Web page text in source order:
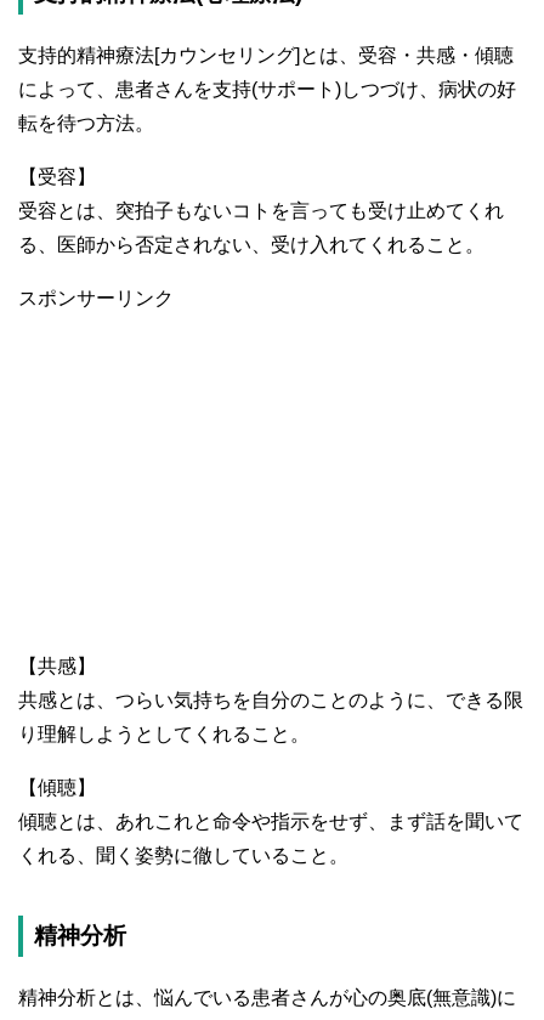
支持的精神療法[カウンセリング]とは、受容・共感・傾聴
によって、患者さんを支持(サポート)しつづけ、病状の好
転を待つ方法。
【受容】
受容とは、突拍子もないコトを言っても受け止めてくれ
る、医師から否定されない、受け入れてくれること。
スポンサーリンク
【共感】
共感とは、つらい気持ちを自分のことのように、できる限
り理解しようとしてくれること。
【傾聴】
傾聴とは、あれこれと命令や指示をせず、まず話を聞いて
くれる、聞く姿勢に徹していること。
精神分析
精神分析とは、悩んでいる患者さんが心の奥底(無意識)に